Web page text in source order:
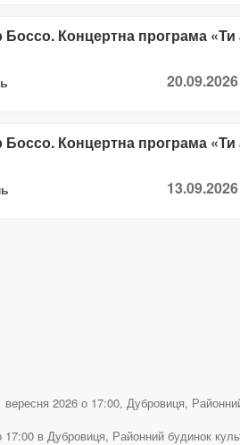
Боссо. Концертна програма «Ти
Боссо. Концертна програма «Ти
2026 о 17:00, Дубровиця,
в Дубровиця, Районний будинок